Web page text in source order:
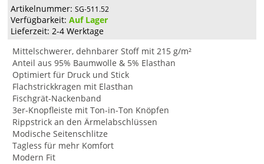
Artikelnummer: SG-511.52
Verfügbarkeit:Auf Lager
Lieferzeit: 2-4 Werktage
Mittelschwerer, dehnbarer Stoff mit 215 g/m²
Anteil aus 95% Baumwolle & 5% Elasthan
Optimiert für Druck und Stick
Flachstrickkragen mit Elasthan
Fischgrät-Nackenband
3er-Knopfleiste mit Ton-in-Ton Knöpfen
Rippstrick an den Ärmelabschlüssen
Modische Seitenschlitze
Tagless für mehr Komfort
Modern Fit